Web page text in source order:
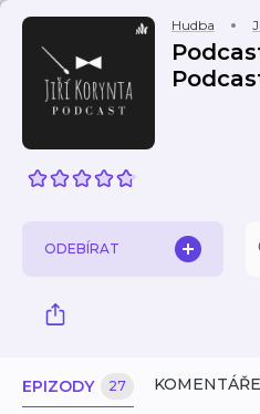
Hudba
ODEBÍRAT
EPIZODY 27 KOMENTÁŘE